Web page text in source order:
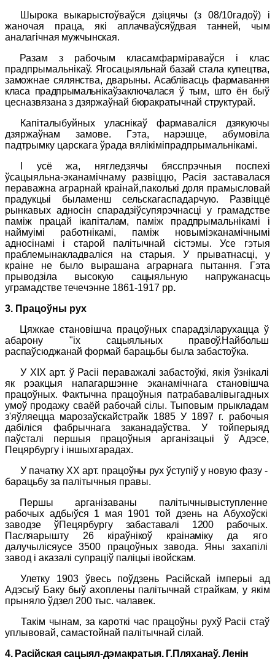
Шырока выкарыстоўваўся дзіцячы (з 08/10гадоў) і
жаночая праца, які аплачваўсяўдвая танней, чым
аналагічная мужчынская.
Разам з рабочым класамфарміраваўся і клас
прадпрымальнікаў. Ягосацыяльнай базай стала купецтва,
заможнае сялянства, дварыны. Асаблівасць фармавання
класа прадпрымальнікаўзаключалася ў тым, што ён быў
цесназвязана з дзяржаўнай бюракратычнай структурай.
Капіталыбуйных уласнікаў фармаваліся дзякуючы
дзяржаўнам замове. Гэта, нарэшце, абумовіла
падтрымку царскага ўрада вялікіміпрадпрымальнікамі.
І усё жа, нягледзячы бясспрэчныя поспехі
ўсацыяльна-эканамічнаму развіццю, Расія заставалася
пераважна аграрнай краінай,паколькі доля прамысловай
прадукцыі быламенш сельскагаспадарчую. Развіццё
рынкавых адносін спарадзіўсупярэчнасціу грамадстве
паміж працай ікапіталам, паміж прадпрымальнікамі і
наймуімі работнікамі, паміж новыміэканамічнымі
адносінамі і старой палітычнай сістэмы. Усе гэтыя
праблемынакладваліся на старыя. У прыватнасці, у
краіне не было вырашана аграрнага пытання. Гэта
прыводзіла высокую сацыяльную напружанасць
уграмадстве течечэнне 1861-1917 pp.
3. Працоўны рух
Цяжкае становішча працоўных спарадзіларухацца ў
абарону "іхсацыяльных правоў.Найбольш
распаўсюджанай формай барацьбы была забастоўка.
У XIX арт. ў Расіі пераважалі забастоўкі, якія ўзнікалі
як рэакцыя напагаршэнне эканамічнага становішча
працоўных. Фактычна працоўныя патрабавалівыгадных
умоў продажу сваёй рабочай сілы. Тыповым прыкладам
з'яўляецца марозаўскайстрайк 1885 У 1897 г. рабочыя
дабіліся фабрычнага заканадаўства. У тойперыяд
паўсталі першыя працоўныя арганізацыі ў Адэсе,
Пецярбургу і іншыхгарадах.
У пачатку XX арт. працоўны рух ўступіў у новую фазу -
барацьбу за палітычныя правы.
Першы арганізаваны палітычнывыступленне
рабочых адбыўся 1 мая 1901 той дзень на Абухоўскі
заводзе ўПецярбургу
забаставалі 1200 рабочых.
Пасляарышту 26 кіраўнікоў краінаміку да яго
далучылісяусе 3500 працоўных завода. Яны захапілі
завод і аказалі супраціў паліцыі івойскам.
Улетку 1903 ўвесь поўдзень Расійскай імперыі ад
Адэсыў Баку быў ахоплены палітычнай страйкам, у якім
прыняло ўдзел 200 тыс. чалавек.
Такім чынам, за кароткі час працоўны рухў Расіі стаў
уплывовай, самастойнай палітычнай сілай.
4. Расійская сацыял-дэмакратыя. Г.Пляханаў. Ленін